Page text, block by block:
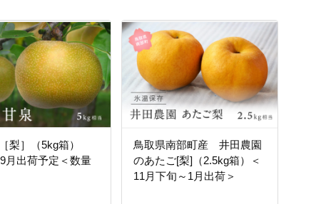
梨］（5kg箱）
月出荷予定＜数量
鳥取県南部町産 井田農園
のあたご[梨]（2.5kg箱）＜
11月下旬～1月出荷＞